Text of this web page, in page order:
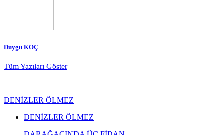
Duygu KOÇ
Tüm Yazıları Göster
DENİZLER ÖLMEZ
DENİZLER ÖLMEZ